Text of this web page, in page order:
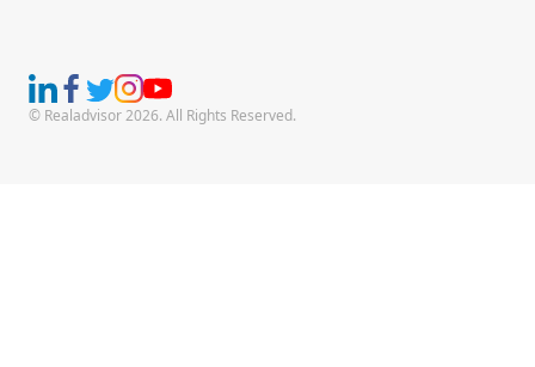
© Realadvisor 2026. All Rights Reserved.